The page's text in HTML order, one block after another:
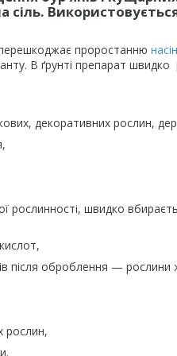
проростанню
В ґрунті препарат
декоративних рослин,
рослинності, швидко
після оброблення — рослини
рослин,